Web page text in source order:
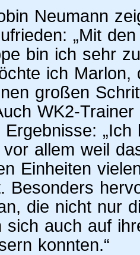
Neumann
„Mit
bin ich sehr
ich Marlon,
großen
WK2-
allem weil
Einheiten
Besonders
die nicht nur
sich auch auf
konnten.“